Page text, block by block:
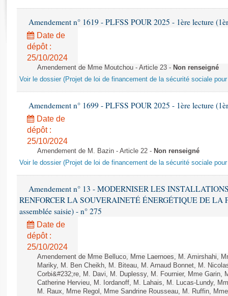
Rapports sur l'application des lois
Baromètre de l’application des lois
Budget et sécurité sociale
Comptes rendus des débats
Amendement n° 1619 - PLFSS POUR 2025 - 1ère lecture
Date de
dépôt :
25/10/2024
Amendement de Mme Moutchou - Article 23 - Non renseigné
Voir le dossier (Projet de loi de financement de la sécurité sociale pour
Amendement n° 1699 - PLFSS POUR 2025 - 1ère lecture
Date de
dépôt :
25/10/2024
Amendement de M. Bazin - Article 22 - Non renseigné
Voir le dossier (Projet de loi de financement de la sécurité sociale pour
Amendement n° 13 - MODERNISER LES
RENFORCER LA SOUVERAINETÉ ÉNERGÉTIQUE DE LA
assemblée saisie) - n° 275
Date de
dépôt :
25/10/2024
Amendement de Mme Belluco, Mme Laernoes, M. Amirshahi,
Mariky, M. Ben Cheikh, M. Biteau, M. Arnaud Bonnet, M.
Corbi&#232;re, M. Davi, M. Duplessy, M. Fournier, Mme Garin,
Catherine Hervieu, M. Iordanoff, M. Lahais, M. Lucas-Lundy,
M. Raux, Mme Regol, Mme Sandrine Rousseau, M. Ruffin,